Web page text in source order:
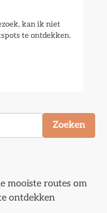
kan ik niet
te ontdekken.
Zoeken
mooiste routes om
ontdekken